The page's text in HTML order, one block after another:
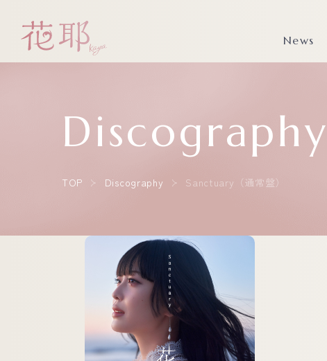
News
Discography
TOP Discography Sanctuary（通常盤）